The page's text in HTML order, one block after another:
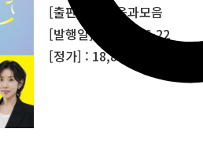
[출판사] : 자음과모음
[발행일] : 2026-06-22
[정가] : 18,800원